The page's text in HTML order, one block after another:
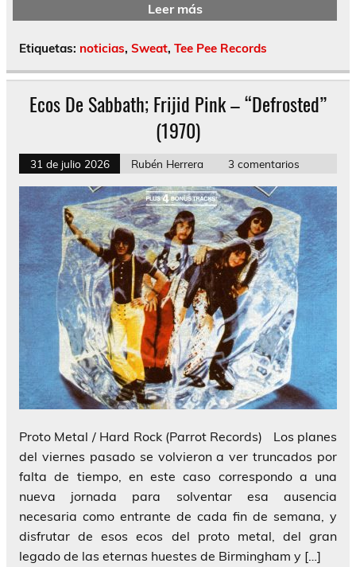
Leer más
Etiquetas: noticias, Sweat, Tee Pee Records
Ecos De Sabbath; Frijid Pink – “Defrosted”
(1970)
31 de julio 2026 Rubén Herrera 3 comentarios
Proto Metal / Hard Rock (Parrot Records) Los planes
del viernes pasado se volvieron a ver truncados por
falta de tiempo, en este caso correspondo a una
nueva jornada para solventar esa ausencia
necesaria como entrante de cada fin de semana, y
disfrutar de esos ecos del proto metal, del gran
legado de las eternas huestes de Birmingham y […]